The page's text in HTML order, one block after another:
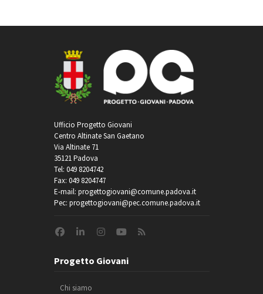
Ufficio Progetto Giovani
Centro Altinate San Gaetano
Via Altinate 71
35121 Padova
Tel: 049 8204742
Fax: 049 8204747
E-mail: progettogiovani@comune.padova.it
Pec: progettogiovani@pec.comune.padova.it
Progetto Giovani
Chi siamo